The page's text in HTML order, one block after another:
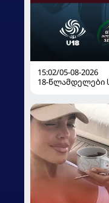
15:02/05-08-2026
18-წლამდელები